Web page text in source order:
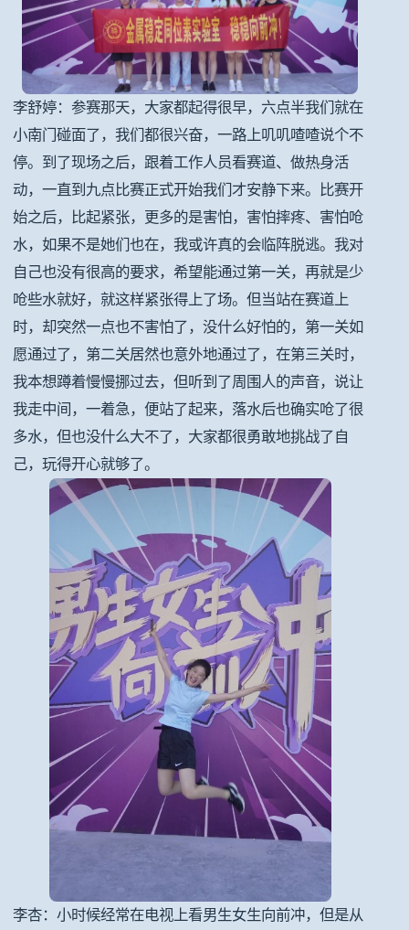
李舒婷：参赛那天，大家都起得很早，六点半我们就在
小南门碰面了，我们都很兴奋，一路上叽叽喳喳说个不
停。到了现场之后，跟着工作人员看赛道、做热身活
动，一直到九点比赛正式开始我们才安静下来。比赛开
始之后，比起紧张，更多的是害怕，害怕摔疼、害怕呛
水，如果不是她们也在，我或许真的会临阵脱逃。我对
自己也没有很高的要求，希望能通过第一关，再就是少
呛些水就好，就这样紧张得上了场。但当站在赛道上
时，却突然一点也不害怕了，没什么好怕的，第一关如
愿通过了，第二关居然也意外地通过了，在第三关时，
我本想蹲着慢慢挪过去，但听到了周围人的声音，说让
我走中间，一着急，便站了起来，落水后也确实呛了很
多水，但也没什么大不了，大家都很勇敢地挑战了自
己，玩得开心就够了。
李杏：小时候经常在电视上看男生女生向前冲，但是从